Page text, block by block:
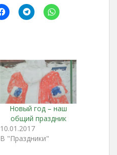
Новый год – наш
общий праздник
10.01.2017
В "Праздники"